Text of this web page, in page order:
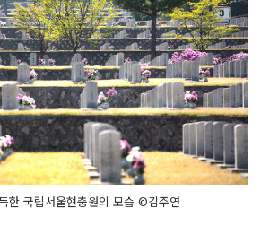
한 국립서울현충원의 모습 ©김주연